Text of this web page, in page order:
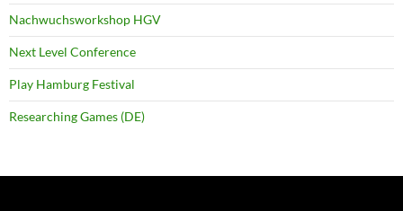
Nachwuchsworkshop HGV
Next Level Conference
Play Hamburg Festival
Researching Games (DE)